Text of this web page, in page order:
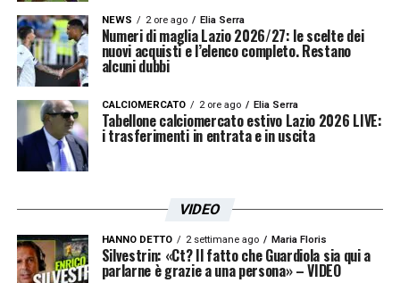
nazionali. Prevista poi la sosta natalizia
sabato26 dicembre 2026, oltre a una nuova
pausa per le nazionali sabato
27 marzo
2027.
Prima, però, serviranno scelte definitive. La
formazione capitolina dovrà nascere con una
agosto è già la prima data da cerchiare.
NEWS 2 ore ago Elia Serra
Numeri di maglia Lazio 2026/27: le scelte dei
nuovi acquisti e l’elenco completo. Restano
alcuni dubbi
CALCIOMERCATO 2 ore ago Elia Serra
Tabellone calciomercato estivo Lazio 2026 LIVE:
i trasferimenti in entrata e in uscita
VIDEO
HANNO DETTO 2 settimane ago Maria Floris
Silvestrin: «Ct? Il fatto che Guardiola sia qui a
parlarne è grazie a una persona» – VIDEO